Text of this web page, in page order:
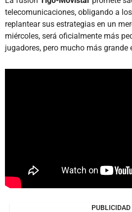
telecomunicaciones, obligando a
replantear sus estrategias en un
miércoles, será oficialmente más
jugadores, pero mucho más grande
PUBLICIDAD